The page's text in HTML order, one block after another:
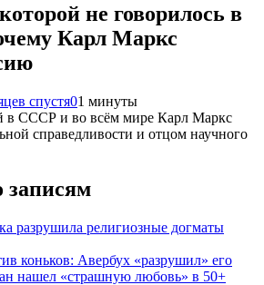
не говорилось в
Карл Маркс
спустя01 минуты
в СССР и во всём мире Карл Маркс
справедливости и отцом научного
записям
разрушила религиозные догматы
коньков: Авербух «разрушил» его
нашел «страшную любовь» в 50+